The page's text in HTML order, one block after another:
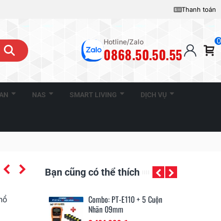
Thanh toán
Hotline/Zalo
0868.50.50.55
0
NAS SMART LIVING DỊCH VỤ
Bạn cũng có thể thích
+ 3 Cuộn
Combo: PT-E110 + 5 Cuộn
Nhãn 09mm